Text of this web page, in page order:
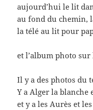
aujourd’hui le lit
au fond du chemin,
la télé au lit pour
et l’album photo sur
Il y a des photos du
Y a Alger la blanche
et y a les Aurès et